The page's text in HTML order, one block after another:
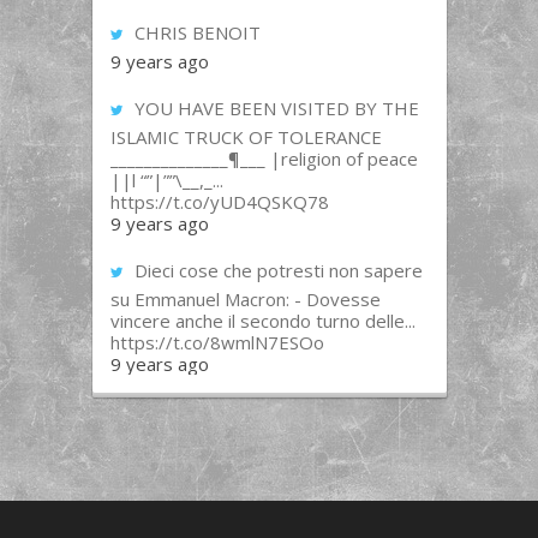
CHRIS BENOIT
9 years ago
YOU HAVE BEEN VISITED BY THE
ISLAMIC TRUCK OF TOLERANCE
______________¶___ |religion of peace
||l “”|””\__,_...
https://t.co/yUD4QSKQ78
9 years ago
Dieci cose che potresti non sapere
su Emmanuel Macron: - Dovesse
vincere anche il secondo turno delle...
https://t.co/8wmlN7ESOo
9 years ago